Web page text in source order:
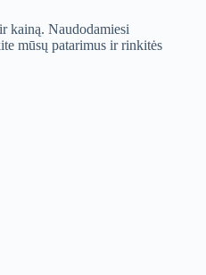
kainą. Naudodamiesi
mūsų patarimus ir rinkitės